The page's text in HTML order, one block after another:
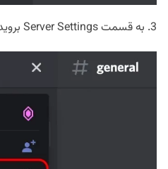
3. به قسمت Server Settings بروید.